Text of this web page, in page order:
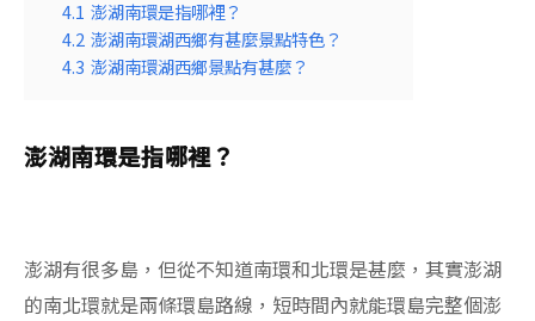
4.1 澎湖南環是指哪裡？
4.2 澎湖南環湖西鄉有甚麼景點特色？
4.3 澎湖南環湖西鄉景點有甚麼？
澎湖南環是指哪裡？
澎湖有很多島，但從不知道南環和北環是甚麼，其實澎湖
的南北環就是兩條環島路線，短時間內就能環島完整個澎